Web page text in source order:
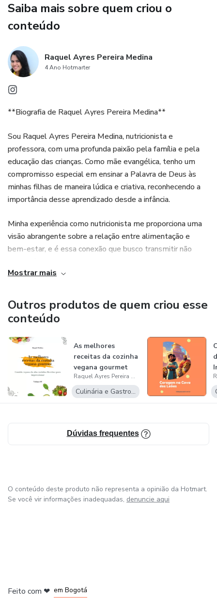
manter uma boa saúde. Por fim, o décimo benefício
destaca como a alimentação vegana pode retardar o
os animais e o meio ambiente.
No geral, o e-book busca informar os leitores sobre os
benefícios de uma alimentação vegana e natural,
promovendo a transformação alimentar para uma vida mais
saudável e sustentável.
Saiba mais sobre quem criou o
conteúdo
Raquel Ayres Pereira Medina
4 Ano Hotmarter
**Biografia de Raquel Ayres Pereira Medina**
Sou Raquel Ayres Pereira Medina, nutricionista e
professora, com uma profunda paixão pela família e pela
educação das crianças. Como mãe evangélica, tenho um
compromisso especial em ensinar a Palavra de Deus às
minhas filhas de maneira lúdica e criativa, reconhecendo a
importância desse aprendizado desde a infância.
Minha experiência como nutricionista me proporciona uma
visão abrangente sobre a relação entre alimentação e
bem-estar, e é essa conexão que busco transmitir não
motivação para criar este produto digital nasceu do desejo
envolvente, promovendo tanto o conhecimento espiritual
quanto hábitos saudáveis.
Acredito que, assim como Hipócrates disse há mais de
2000 anos: “Que seu remédio seja seu alimento, e que seu
alimento seja seu remédio”, é fundamental integrar saúde
e espiritualidade na formação das novas gerações. Com
essa missão, estou aqui para ajudar as pessoas a
cultivarem uma vida mais saudável e plena, sempre
Mostrar mais
Outros produtos de quem criou esse
conteúdo
As melhores
receitas da cozinha
vegana gourmet
Raquel Ayres Pereira Medina
Culinária e Gastronomia
Dúvidas frequentes
O conteúdo deste produto não representa a opinião da Hotmart.
Se você vir informações inadequadas, denuncie aqui
Feito com ❤ em Bogotá